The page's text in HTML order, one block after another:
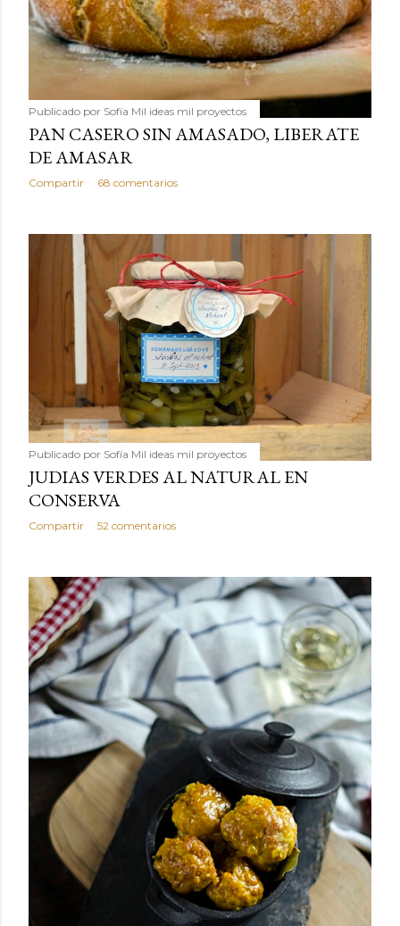
Publicado por Sofía Mil ideas mil proyectos
PAN CASERO SIN AMASADO, LIBERATE
DE AMASAR
Compartir 68 comentarios
Publicado por Sofía Mil ideas mil proyectos
JUDIAS VERDES AL NATURAL EN
CONSERVA
Compartir 52 comentarios